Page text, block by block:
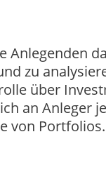
Anlegenden
zu
über
an Anleger
von Portfolios.